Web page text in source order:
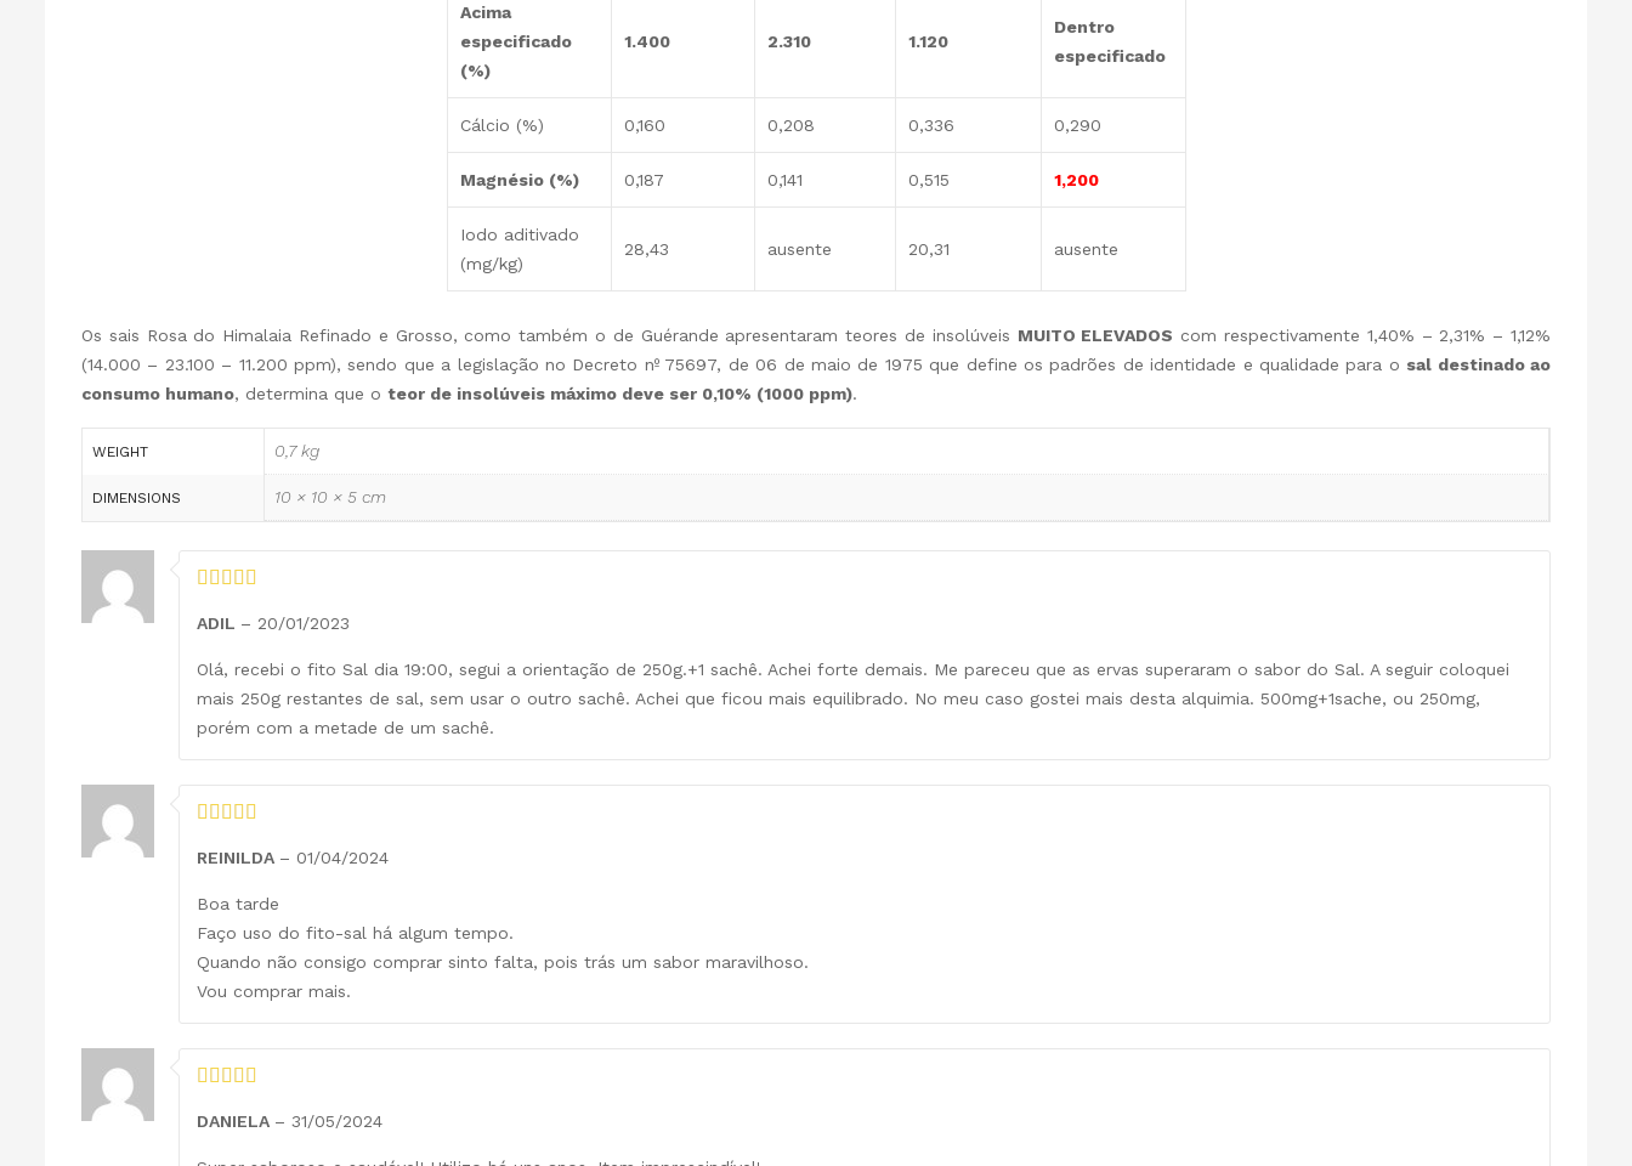
Acima
especificado
(%)
1.400 2.310 1.120
Dentro
especificado
Cálcio (%) 0,160 0,208 0,336 0,290
Magnésio (%) 0,187 0,141 0,515 1,200
Iodo aditivado
(mg/kg)
28,43 ausente 20,31 ausente
Os sais Rosa do Himalaia Refinado e Grosso, como também o de Guérande apresentaram teores de insolúveis MUITO ELEVADOS com respectivamente 1,40% – 2,31% – 1,12%
(14.000 – 23.100 – 11.200 ppm), sendo que a legislação no Decreto nº 75697, de 06 de maio de 1975 que define os padrões de identidade e qualidade para o sal destinado ao
consumo humano, determina que o teor de insolúveis máximo deve ser 0,10% (1000 ppm).
WEIGHT 0,7 kg
DIMENSIONS 10 × 10 × 5 cm
ADIL – 20/01/2023
Olá, recebi o fito Sal dia 19:00, segui a orientação de 250g.+1 sachê. Achei forte demais. Me pareceu que as ervas superaram o sabor do Sal. A seguir coloquei
mais 250g restantes de sal, sem usar o outro sachê. Achei que ficou mais equilibrado. No meu caso gostei mais desta alquimia. 500mg+1sache, ou 250mg,
porém com a metade de um sachê.
REINILDA – 01/04/2024
Boa tarde
Faço uso do fito-sal há algum tempo.
Quando não consigo comprar sinto falta, pois trás um sabor maravilhoso.
Vou comprar mais.
DANIELA – 31/05/2024